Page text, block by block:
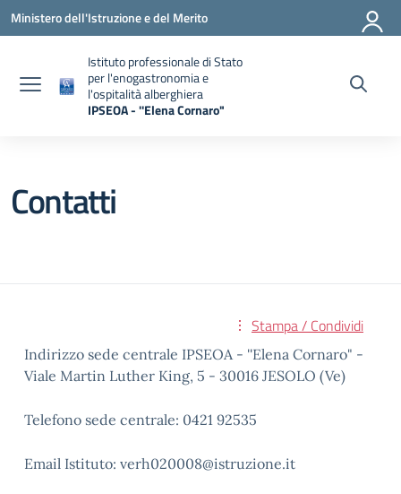
Vai ai contenuti
Vai al menu di navigazione
Vai al footer
Ministero dell'Istruzione e del Merito
Istituto professionale di Stato
per l'enogastronomia e
l'ospitalità alberghiera
IPSEOA - ''Elena Cornaro"
Contatti
Stampa / Condividi
Indirizzo sede centrale IPSEOA - ''Elena Cornaro" -
Viale Martin Luther King, 5 - 30016 JESOLO (Ve)
Telefono sede centrale: 0421 92535
Email Istituto: verh020008@istruzione.it